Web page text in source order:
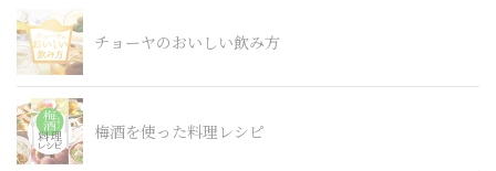
チョーヤのおいしい飲み方
梅酒を使った料理レシピ